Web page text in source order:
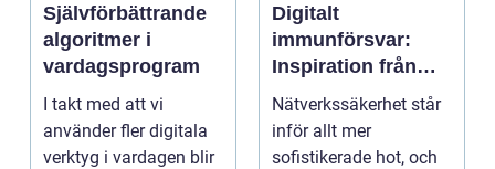
Självförbättrande
algoritmer i
vardagsprogram
I takt med att vi
använder fler digitala
verktyg i vardagen blir
Digitalt
immunförsvar:
Inspiration från
biologiska system
för att stärka
nätverkssäkerhet
Nätverkssäkerhet står
inför allt mer
sofistikerade hot, och